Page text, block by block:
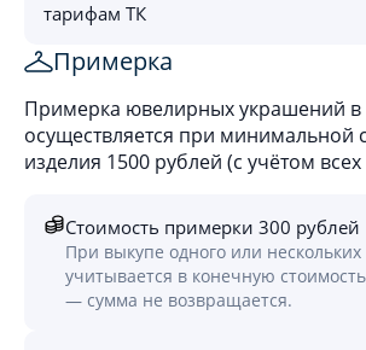
тарифам ТК
Примерка
Примерка ювелирных украшений в
осуществляется при минимальной
изделия 1500 рублей (с учётом всех
Стоимость примерки 300 рублей
При выкупе одного или
учитывается в конечную
— сумма не возвращается.